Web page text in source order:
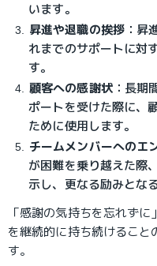
います。
昇進や退職の挨拶： 昇
れまでのサポートに対
す。
顧客への感謝状： 長期
ポートを受けた際に、
ために使用します。
チームメンバーへのエ
が困難を乗り越えた際
示し、更なる励みとな
「感謝の気持ちを忘れず
を継続的に持ち続けるこ
す。